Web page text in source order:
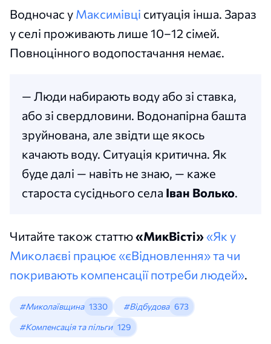
Водночас у Максимівці ситуація інша. Зараз
у селі проживають лише 10–12 сімей.
Повноцінного водопостачання немає.
— Люди набирають воду або зі ставка,
або зі свердловини. Водонапірна башта
зруйнована, але звідти ще якось
качають воду. Ситуація критична. Як
буде далі — навіть не знаю, — каже
староста сусіднього села Іван Волько.
Читайте також статтю«МикВісті»«Як у
Миколаєві працює «єВідновлення» та чи
покривають компенсації потреби людей».
#Миколаївщина 1330 #Відбудова 673
#Компенсація та пільги 129